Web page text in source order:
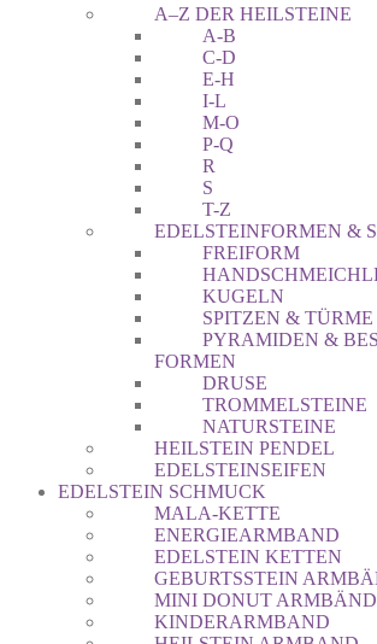
A–Z DER HEILSTEINE
A-B
C-D
E-H
I-L
M-O
P-Q
R
S
T-Z
EDELSTEINFORMEN &
FREIFORM
KUGELN
SPITZEN & TÜRME
PYRAMIDEN &
FORMEN
DRUSE
TROMMELSTEINE
NATURSTEINE
HEILSTEIN PENDEL
EDELSTEINSEIFEN
EDELSTEIN SCHMUCK
MALA-KETTE
ENERGIEARMBAND
EDELSTEIN KETTEN
GEBURTSSTEIN
MINI DONUT
KINDERARMBAND